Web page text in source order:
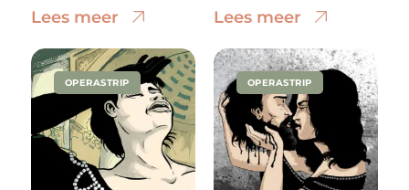
Lees meer Lees meer
OPERASTRIP OPERASTRIP